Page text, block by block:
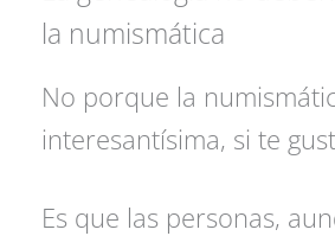
la numismática
No porque la
interesantísima, si te
Es que las personas,